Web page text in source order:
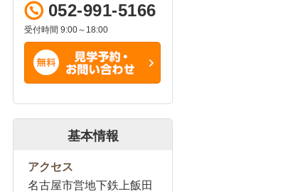
052-991-5166
受付時間 9:00～18:00
基本情報
アクセス
名古屋市営地下鉄上飯田